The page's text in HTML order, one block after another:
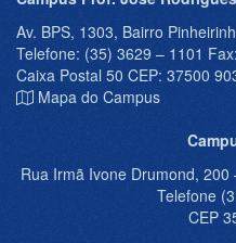
Av. BPS, 1303, Bairro
Telefone: (35) 3629 – 1101
Caixa Postal 50 CEP: 37500
Mapa do Campus
Rua Irmã Ivone Drumond,
Telefone
CEP